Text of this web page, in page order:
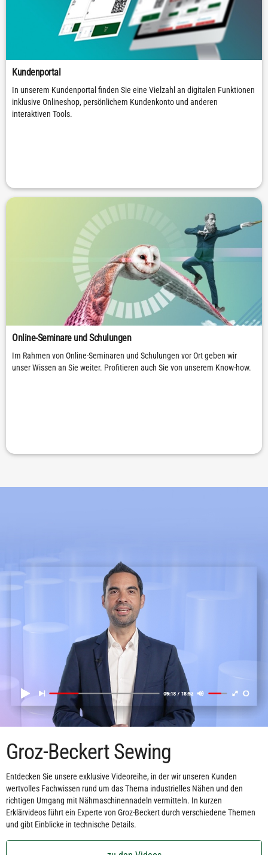
Kundenportal
In unserem Kundenportal finden Sie eine Vielzahl an digitalen Funktionen
inklusive Onlineshop, persönlichem Kundenkonto und anderen
interaktiven Tools.
Online-Seminare und Schulungen
Im Rahmen von Online-Seminaren und Schulungen vor Ort geben wir
unser Wissen an Sie weiter. Profitieren auch Sie von unserem Know-how.
Groz-Beckert Sewing
Entdecken Sie unsere exklusive Videoreihe, in der wir unseren Kunden
wertvolles Fachwissen rund um das Thema industrielles Nähen und den
richtigen Umgang mit Nähmaschinennadeln vermitteln. In kurzen
Erklärvideos führt ein Experte von Groz-Beckert durch verschiedene Themen
und gibt Einblicke in technische Details.